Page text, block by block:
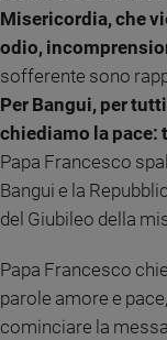
Società
valori
Ambiente
e
Creato
Volontariato
Diritti
Aziende
valore
Caso
della
Misericordia, che
odio,
sofferente sono
Per Bangui, per
chiediamo la pace:
Papa Francesco
Bangui e la
del Giubileo della
Papa Francesco
parole amore e
cominciare la